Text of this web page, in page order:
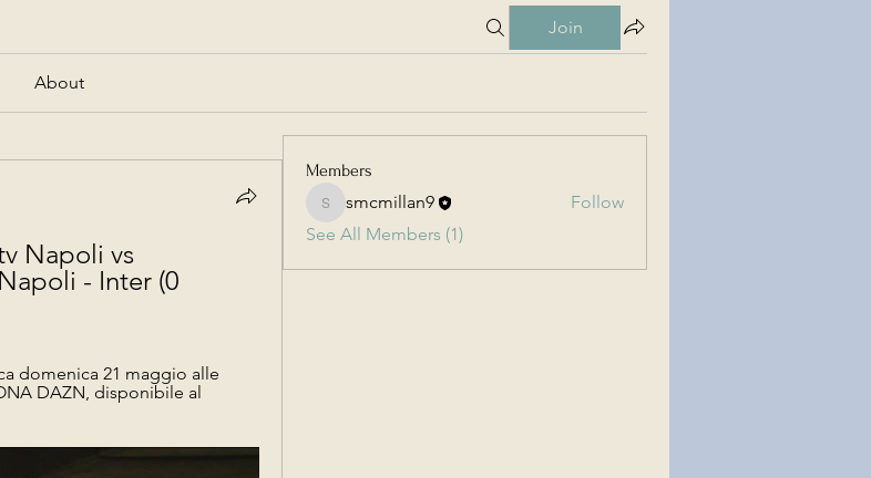
Join
About
Napoli vs
- Inter (0
domenica 21 maggio alle
DAZN, disponibile al
Members
smcmillan9
smcmillan9
Follow
See All Members (1)